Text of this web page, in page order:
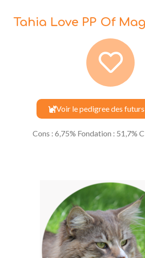
Voir le pedigree des
Cons : 6,75% Fondation : 51,7%
Tahia Love PP Of